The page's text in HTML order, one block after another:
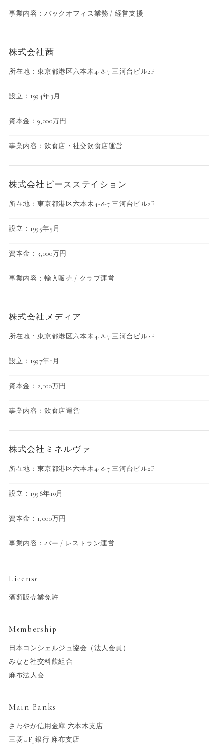
事業内容：バックオフィス業務 / 経営支援
株式会社茜
所在地：東京都港区六本木4-8-7 三河台ビル2F
設立：1994年3月
資本金：9,000万円
事業内容：飲食店・社交飲食店運営
株式会社ピースステイション
所在地：東京都港区六本木4-8-7 三河台ビル2F
設立：1995年5月
資本金：3,000万円
事業内容：輸入販売 / クラブ運営
株式会社メディア
所在地：東京都港区六本木4-8-7 三河台ビル2F
設立：1997年1月
資本金：2,100万円
事業内容：飲食店運営
株式会社ミネルヴァ
所在地：東京都港区六本木4-8-7 三河台ビル2F
設立：1998年10月
資本金：1,000万円
事業内容：バー / レストラン運営
License
酒類販売業免許
Membership
日本コンシェルジュ協会（法人会員）
みなと社交料飲組合
麻布法人会
Main Banks
さわやか信用金庫 六本木支店
三菱UFJ銀行 麻布支店